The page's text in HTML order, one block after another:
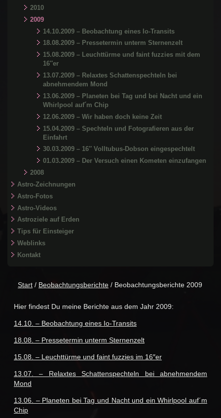
2010
2009
14.10.2009 – Beobachtung eines Io-Transits
18.08.2009 – Pressetermin unterm Sternenzelt
15.08.2009 – Leuchttürme und faint fuzzies mit dem
16″er
13.07.2009 – Relaxtes Schattenspechteln bei
abnehmendem Mond
13.06.2009 – Planeten bei Tag und bei Nacht und ein
Whirlpool auf´m Chip
12.06.2009 – Wir haben doch keine Zeit
15.04.2009 – Spechteln und Fotografieren aus der
Einfahrt
30.03.2009 – 16″ Volltubus-Dobson eingespechtelt
01.03.2009 – Der Versuch einen Kometen einzufangen
2008
Astro-Zeichnungen
Astro-Fotos
Astro-Videos
Astroziele auf Erden
Tips für Einsteiger
Weblinks
Kontakt
Start / Beobachtungsberichte / Beobachtungsberichte 2009
Hier findest Du meine Berichte aus dem Jahr 2009:
14.10. – Beobachtung eines Io-Transits
18.08. – Pressetermin unterm Sternenzelt
15.08. – Leuchttürme und faint fuzzies im 16″er
13.07. – Relaxtes Schattenspechteln bei abnehmendem
Mond
13.06. – Planeten bei Tag und Nacht und ein Whirlpool auf´m
Chip